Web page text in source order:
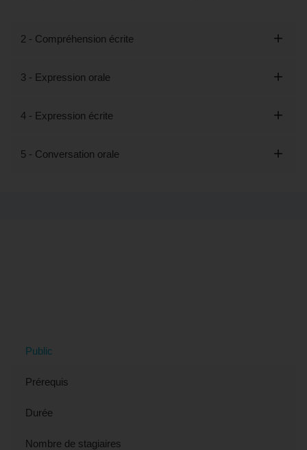
2 - Compréhension écrite
3 - Expression orale
4 - Expression écrite
5 - Conversation orale
Public
Prérequis
Durée
Nombre de stagiaires